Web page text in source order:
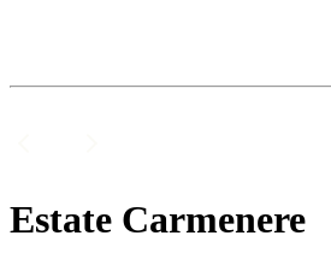
Estate Carmenere